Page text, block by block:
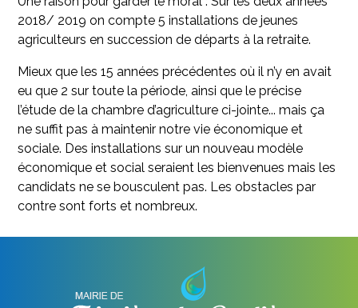
2018/ 2019 on compte 5 installations de jeunes
agriculteurs en succession de départs à la retraite.
Mieux que les 15 années précédentes où il n’y en avait
eu que 2 sur toute la période, ainsi que le précise
l’étude de la chambre d’agriculture ci-jointe... mais ça
ne suffit pas à maintenir notre vie économique et
sociale. Des installations sur un nouveau modèle
économique et social seraient les bienvenues mais les
candidats ne se bousculent pas. Les obstacles par
contre sont forts et nombreux.